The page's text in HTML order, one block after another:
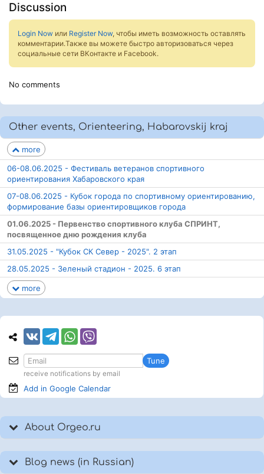
Discussion
Login Now или Register Now, чтобы иметь возможность оставлять
комментарии.Также вы можете быстро авторизоваться через
социальные сети ВКонтакте и Facebook.
No comments
Other events, Orienteering, Habarovskij kraj
more
06-08.06.2025 - Фестиваль ветеранов спортивного
ориентирования Хабаровского края
07-08.06.2025 - Кубок города по спортивному ориентированию,
формирование базы ориентировщиков города
01.06.2025 - Первенство спортивного клуба СПРИНТ,
посвященное дню рождения клуба
31.05.2025 - "Кубок СК Север - 2025". 2 этап
28.05.2025 - Зеленый стадион - 2025. 6 этап
more
Tune
receive notifications by email
Add in Google Calendar
About Orgeo.ru
Blog news (in Russian)